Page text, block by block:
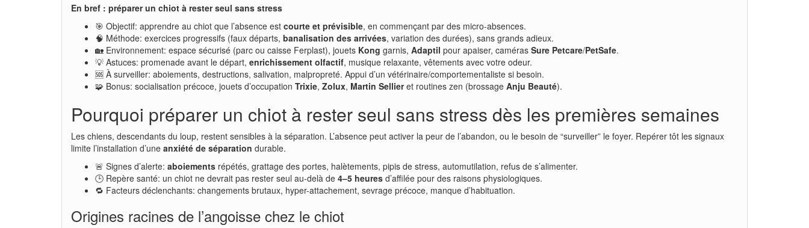
En bref : préparer un chiot à rester seul sans stress
🎯 Objectif: apprendre au chiot que l’absence est courte et prévisible, en commençant par des micro-absences.
🧠 Méthode: exercices progressifs (faux départs, banalisation des arrivées, variation des durées), sans grands adieux.
🏡 Environnement: espace sécurisé (parc ou caisse Ferplast), jouets Kong garnis, Adaptil pour apaiser, caméras Sure Petcare/PetSafe.
💡 Astuces: promenade avant le départ, enrichissement olfactif, musique relaxante, vêtements avec votre odeur.
🆘 À surveiller: aboiements, destructions, salivation, malpropreté. Appui d’un vétérinaire/comportementaliste si besoin.
🧩 Bonus: socialisation précoce, jouets d’occupation Trixie, Zolux, Martin Sellieret routines zen (brossage Anju Beauté).
Pourquoi préparer un chiot à rester seul sans stress dès les premières semaines
Les chiens, descendants du loup, restent sensibles à la séparation. L’absence peut activer la peur de l’abandon, ou le besoin de “surveiller” le foyer. Repérer tôt les signaux
limite l’installation d’une anxiété de séparation durable.
🚨 Signes d’alerte: aboiements répétés, grattage des portes, halètements, pipis de stress, automutilation, refus de s’alimenter.
🕒 Repère santé: un chiot ne devrait pas rester seul au-delà de 4–5 heures d’affilée pour des raisons physiologiques.
🔁 Facteurs déclenchants: changements brutaux, hyper-attachement, sevrage précoce, manque d’habituation.
Origines racines de l’angoisse chez le chiot